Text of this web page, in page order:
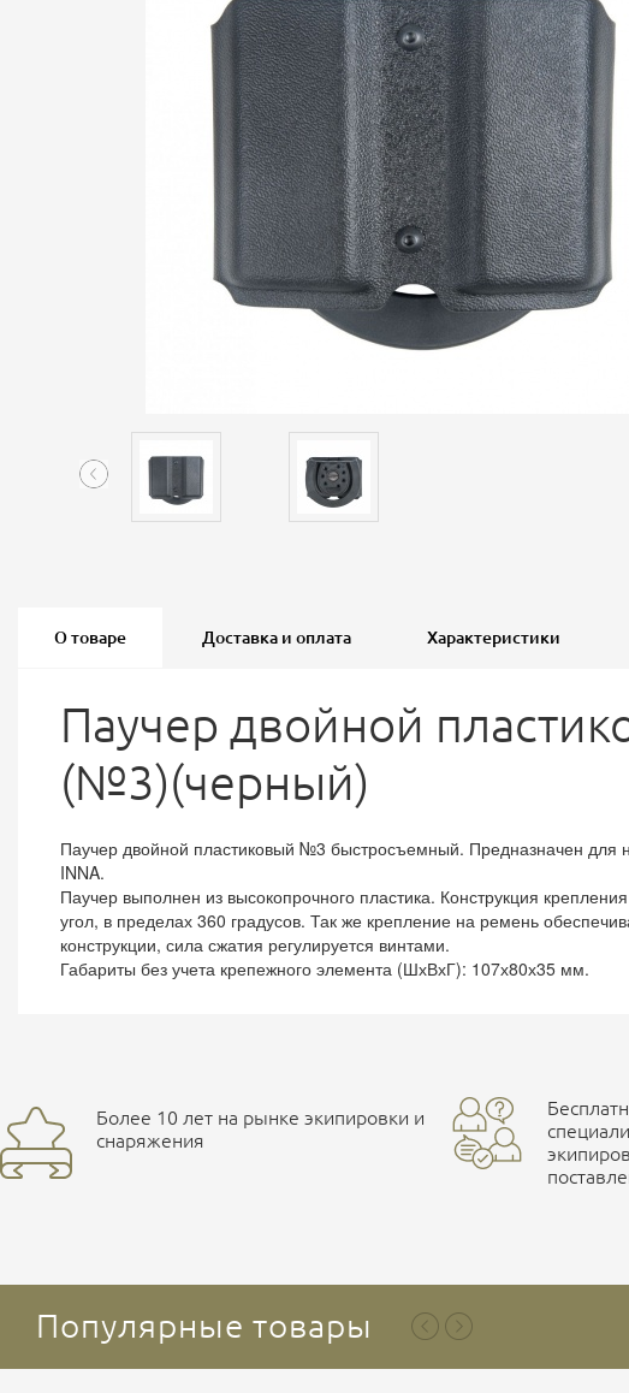
О товаре Доставка и оплата Характеристики
Паучер двойной
(№3)(черный)
Паучер двойной пластиковый №3 быстросъемный. Предназначен для
INNA.
Паучер выполнен из высокопрочного пластика. Конструкция
угол, в пределах 360 градусов. Так же крепление на ремень
конструкции, сила сжатия регулируется винтами.
Габариты без учета крепежного элемента (ШхВхГ): 107х80х35 мм.
Более 10 лет на рынке экипировки и
снаряжения
Популярные товары